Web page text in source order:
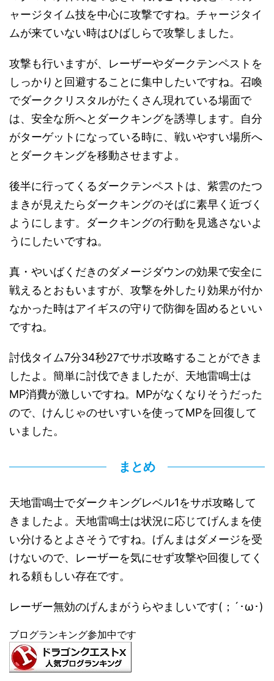
ャージタイム技を中心に攻撃ですね。チャージタイ
ムが来ていない時はひばしらで攻撃しました。
攻撃も行いますが、レーザーやダークテンペストを
しっかりと回避することに集中したいですね。召喚
でダーククリスタルがたくさん現れている場面で
は、安全な所へとダークキングを誘導します。自分
がターゲットになっている時に、戦いやすい場所へ
とダークキングを移動させますよ。
後半に行ってくるダークテンペストは、紫雲のたつ
まきが見えたらダークキングのそばに素早く近づく
ようにします。ダークキングの行動を見逃さないよ
うにしたいですね。
真・やいばくだきのダメージダウンの効果で安全に
戦えるとおもいますが、攻撃を外したり効果が付か
なかった時はアイギスの守りで防御を固めるといい
ですね。
討伐タイム7分34秒27でサポ攻略することができま
したよ。簡単に討伐できましたが、天地雷鳴士は
MP消費が激しいですね。MPがなくなりそうだった
ので、けんじゃのせいすいを使ってMPを回復して
いました。
まとめ
天地雷鳴士でダークキングレベル1をサポ攻略して
きましたよ。天地雷鳴士は状況に応じてげんまを使
い分けるとよさそうですね。げんまはダメージを受
けないので、レーザーを気にせず攻撃や回復してく
れる頼もしい存在です。
レーザー無効のげんまがうらやましいです(；´･ω･)
ブログランキング参加中です